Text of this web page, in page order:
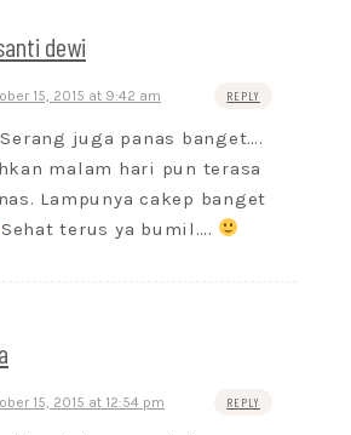
dewi
15, 2015 at 9:42 am REPLY
juga panas banget….
malam hari pun terasa
Lampunya cakep banget
Sehat terus ya bumil….
15, 2015 at 12:54 pm REPLY